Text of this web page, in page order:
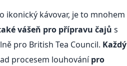
ikonický kávovar, je to mnohem
vášeň pro přípravu čajů s
pro British Tea Council. Každý
procesem louhovánípro